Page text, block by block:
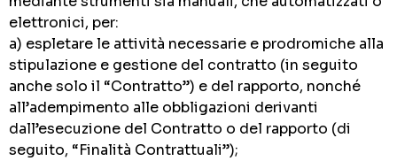
elettronici, per:
a) espletare le attività necessarie e prodromiche alla
stipulazione e gestione del contratto (in seguito
anche solo il “Contratto”) e del rapporto, nonché
all’adempimento alle obbligazioni derivanti
dall’esecuzione del Contratto o del rapporto (di
seguito, “Finalità Contrattuali”);